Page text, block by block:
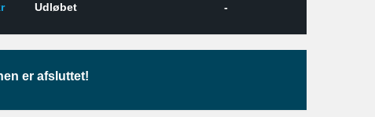
Udløbet -
er afsluttet!